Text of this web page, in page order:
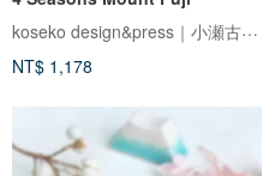
koseko design&press｜小瀬古文庫
NT$ 1,178